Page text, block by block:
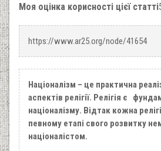
Моя оцінка корисності цієї статті
https://www.ar25.org/node/41654
Націоналізм – це практична
аспектів релігії. Релігія є
націоналізму. Відтак кожна
певному етапі свого розвитку
націоналістом.